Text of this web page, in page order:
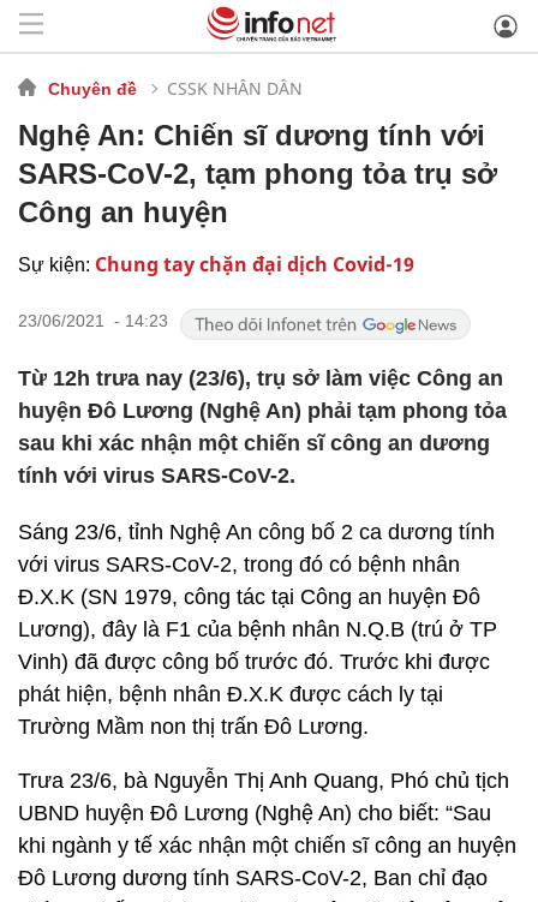
Chuyên đề CSSK NHÂN DÂN
Nghệ An: Chiến sĩ dương tính với
SARS-CoV-2, tạm phong tỏa trụ sở
Công an huyện
Sự kiện: Chung tay chặn đại dịch Covid-19
23/06/2021 - 14:23
Từ 12h trưa nay (23/6), trụ sở làm việc Công an
huyện Đô Lương (Nghệ An) phải tạm phong tỏa
sau khi xác nhận một chiến sĩ công an dương
tính với virus SARS-CoV-2.
Sáng 23/6, tỉnh Nghệ An công bố 2 ca dương tính
với virus SARS-CoV-2, trong đó có bệnh nhân
Đ.X.K (SN 1979, công tác tại Công an huyện Đô
Lương), đây là F1 của bệnh nhân N.Q.B (trú ở TP
Vinh) đã được công bố trước đó. Trước khi được
phát hiện, bệnh nhân Đ.X.K được cách ly tại
Trường Mầm non thị trấn Đô Lương.
Trưa 23/6, bà Nguyễn Thị Anh Quang, Phó chủ tịch
UBND huyện Đô Lương (Nghệ An) cho biết: “Sau
khi ngành y tế xác nhận một chiến sĩ công an huyện
Đô Lương dương tính SARS-CoV-2, Ban chỉ đạo